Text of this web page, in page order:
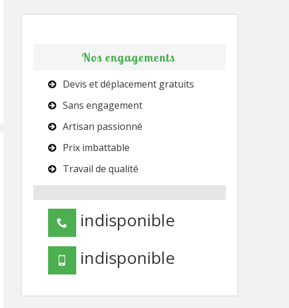
Nos engagements
Devis et déplacement gratuits
Sans engagement
Artisan passionné
Prix imbattable
Travail de qualité
indisponible
indisponible